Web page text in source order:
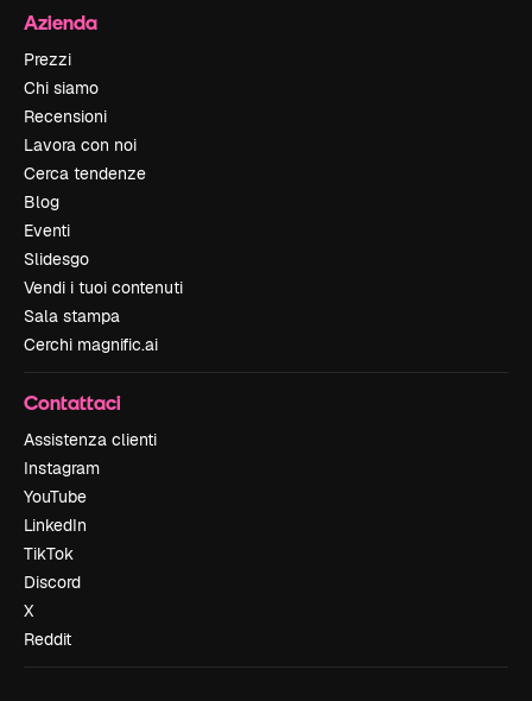
Azienda
Prezzi
Chi siamo
Recensioni
Lavora con noi
Cerca tendenze
Blog
Eventi
Slidesgo
Vendi i tuoi contenuti
Sala stampa
Cerchi magnific.ai
Contattaci
Assistenza clienti
Instagram
YouTube
LinkedIn
TikTok
Discord
X
Reddit